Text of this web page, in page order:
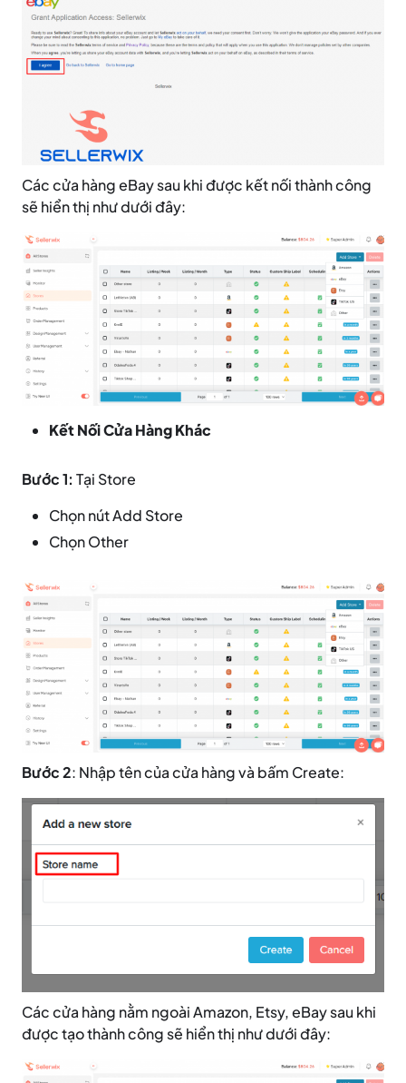
Các cửa hàng eBay sau khi được kết nối thành công
sẽ hiển thị như dưới đây:
Kết Nối Cửa Hàng Khác
Bước 1: Tại Store
Chọn nút Add Store
Chọn Other
Bước 2: Nhập tên của cửa hàng và bấm Create:
Các cửa hàng nằm ngoài Amazon, Etsy, eBay sau khi
được tạo thành công sẽ hiển thị như dưới đây: